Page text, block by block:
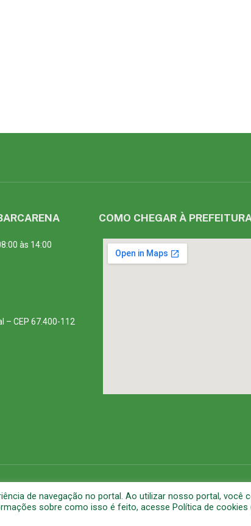
às 14:00
– CEP 67.400-112
COMO CHEGAR À
de navegação no portal. Ao utilizar nosso portal, você
sobre como isso é feito, acesse Política de cookies